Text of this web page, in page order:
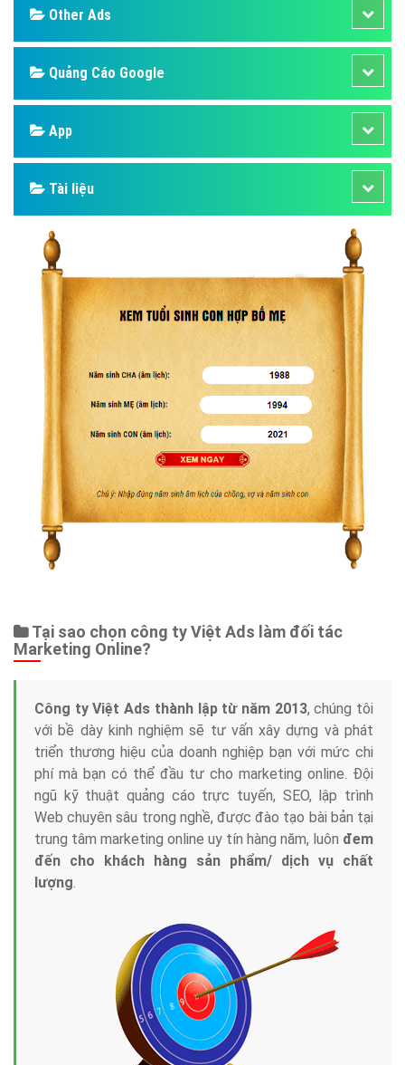
Other Ads
Quảng Cáo Google
App
Tài liệu
Tại sao chọn công ty Việt Ads làm đối tác
Marketing Online?
Công ty Việt Ads thành lập từ năm 2013, chúng tôi
với bề dày kinh nghiệm sẽ tư vấn xây dựng và phát
triển thương hiệu của doanh nghiệp bạn với mức chi
phí mà bạn có thể đầu tư cho marketing online. Đội
ngũ kỹ thuật quảng cáo trực tuyến, SEO, lập trình
Web chuyên sâu trong nghề, được đào tạo bài bản tại
trung tâm marketing online uy tín hàng năm, luôn đem
đến cho khách hàng sản phẩm/ dịch vụ chất
lượng.